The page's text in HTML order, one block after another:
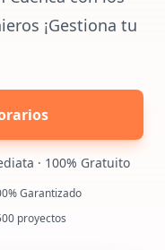
¡Gestiona tu
· 100% Gratuito
Garantizado
proyectos